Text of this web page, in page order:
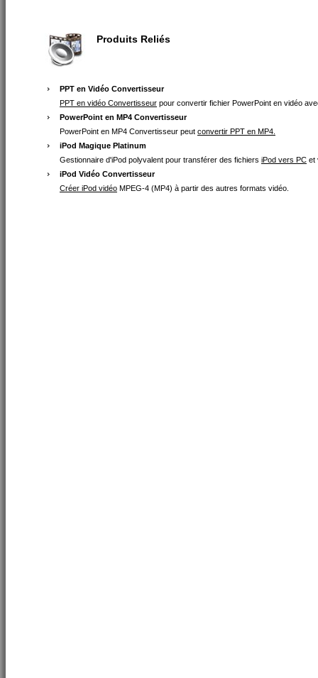
Produits Reliés
PPT en Vidéo Convertisseur
PPT en vidéo Convertisseur pour convertir fichier PowerPoint en vidéo
PowerPoint en MP4 Convertisseur
PowerPoint en MP4 Convertisseur peut convertir PPT en MP4.
iPod Magique Platinum
Gestionnaire d'iPod polyvalent pour transférer des fichiers iPod vers PC et
iPod Vidéo Convertisseur
Créer iPod vidéo MPEG-4 (MP4) à partir des autres formats vidéo.